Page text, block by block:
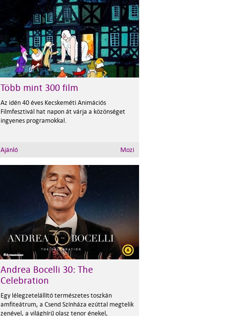
Több mint 300 film
Az idén 40 éves Kecskeméti Animációs
Filmfesztivál hat napon át várja a közönséget
ingyenes programokkal.
Ajánló Mozi
Andrea Bocelli 30: The
Celebration
Egy lélegzetelállító természetes toszkán
amfiteátrum, a Csend Színháza ezúttal megtelik
zenével, a világhírű olasz tenor énekel,